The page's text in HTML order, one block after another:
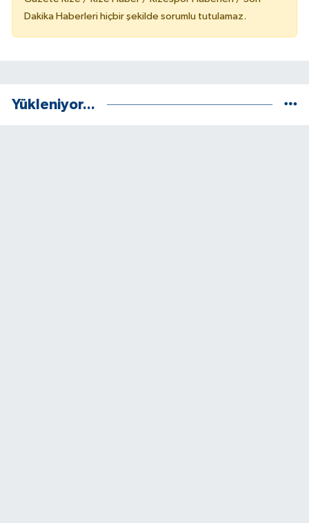
Dakika Haberleri hiçbir şekilde sorumlu tutulamaz.
Yükleniyor...